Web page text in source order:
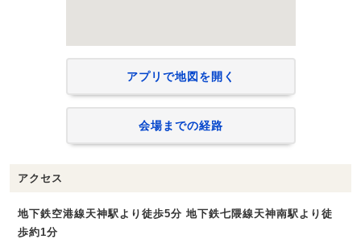
アプリで地図を開く
会場までの経路
アクセス
地下鉄空港線天神駅より徒歩5分 地下鉄七隈線天神南駅より徒
歩約1分